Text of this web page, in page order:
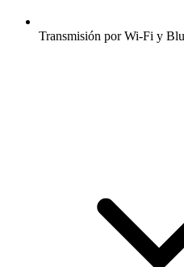
Transmisión por Wi-Fi y